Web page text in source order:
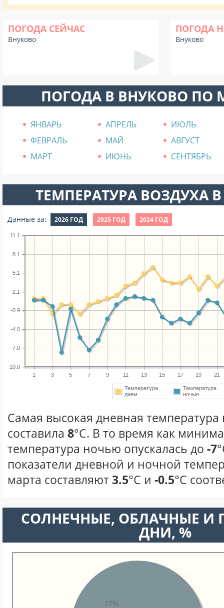
ПОГОДА СЕЙЧАС
Внуково
ПОГОДА
Внуково
ПОГОДА В ВНУКОВО ПО
ЯНВАРЬ АПРЕЛЬ
ИЮЛЬ
ФЕВРАЛЬ
МАЙ
АВГУСТ
МАРТ
ИЮНЬ СЕНТЯБРЬ
ТЕМПЕРАТУРА ВОЗДУХА В
Данные за: 2026 ГОД 2025 ГОД 2024 ГОД
1 3 5 7 9 11 13 15 17 19 21
-10.0
-7.0
-4.0
-0.9
2.1
5.1
8.1
11.1
Температура
днем
Температура
ночью
Самая высокая дневная температура
составила 8°С. В то время как
температура ночью опускалась до -7
показатели дневной и ночной
марта составляют3.5°С и -0.5°С
CОЛНЕЧНЫЕ, ОБЛАЧНЫЕ И
ДНИ, %
77%